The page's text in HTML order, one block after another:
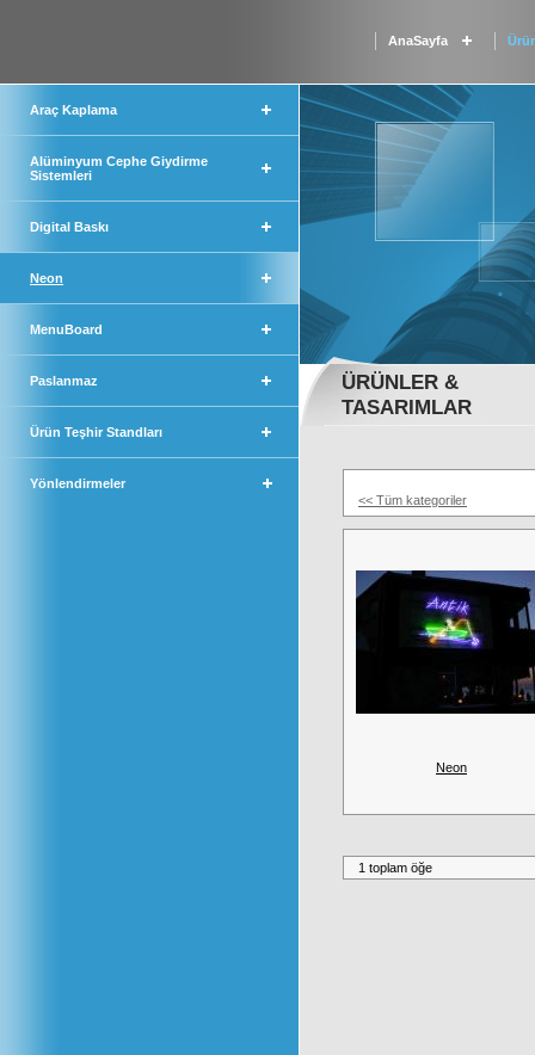
AnaSayfa
Araç Kaplama
Alüminyum Cephe Giydirme
Sistemleri
Digital Baskı
Neon
MenuBoard
Paslanmaz
Ürün Teşhir Standları
Yönlendirmeler
ÜRÜNLER &
TASARIMLAR
<< Tüm kategoriler
Neon
1 toplam öğe